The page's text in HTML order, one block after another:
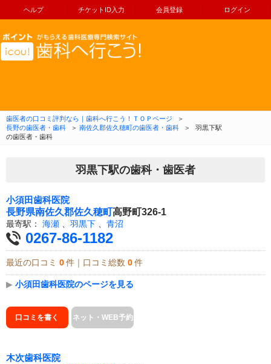
ヘルプ チケットID入力 会員登録 ログイン
コンテンツへ移動
歯医者の口コミ評判なら｜歯科へ行こう！ＴＯＰページ
＞
長野の歯医者・歯科
＞ 南佐久郡佐久穂町の歯医者・歯科 ＞
羽黒下駅
の歯医者・歯科
羽黒下駅の歯科・歯医者
小須田歯科医院
長野県南佐久郡佐久穂町高野町326-1
最寄駅： 海瀬 羽黒下 青沼
0267-86-1182
最近の口コミ 0 件｜口コミ総数 0 件
▶ 小須田歯科医院のページを見る
口コミを書く ネット・WEB予約
木次歯科医院